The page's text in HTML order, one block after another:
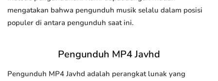
mengatakan bahwa pengunduh musik selalu dalam posisi
populer di antara pengunduh saat ini.
Pengunduh MP4 Javhd
Pengunduh MP4 Javhd adalah perangkat lunak yang